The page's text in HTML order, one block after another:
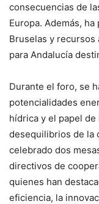
consecuencias de
Europa. Además,
Bruselas y
para Andalucía
Durante el foro, se
potencialidades
hídrica y el papel
desequilibrios de la
celebrado dos
directivos de
quienes han
eficiencia, la